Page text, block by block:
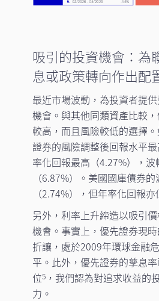
吸引的投資機會：為
息或政策轉向作出配
最近市場波動，為投資者提
機會。與其他同類資產比較
較高，而且風險較低的選擇
證券的風險調整後回報水平
率化回報最高（4.27%），
（6.87%）。美國國庫債券
（2.74%），但年率化回報
另外，利率上升締造以吸引
機會。事實上，優先證券現
折讓，處於2009年環球金融
平。此外，優先證券的孳息
位5，我們認為對追求收益的
力。